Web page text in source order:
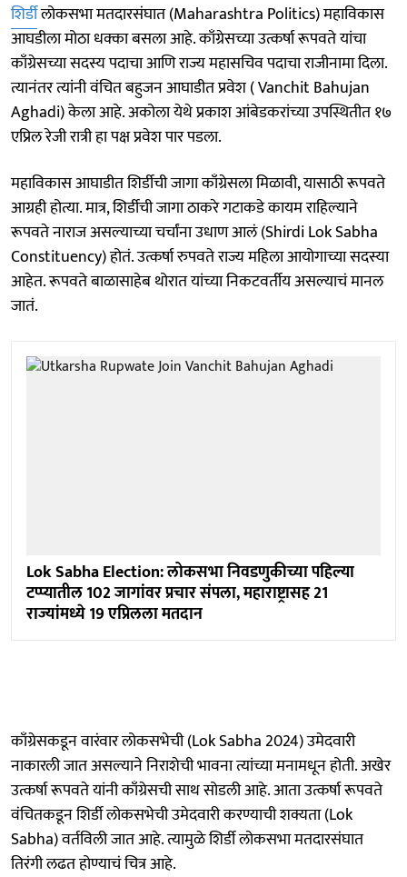
शिर्डीलोकसभा मतदारसंघात (Maharashtra Politics) महाविकास
आघडीला मोठा धक्का बसला आहे. काँग्रेसच्या उत्कर्षा रूपवते यांचा
काँग्रेसच्या सदस्य पदाचा आणि राज्य महासचिव पदाचा राजीनामा दिला.
त्यानंतर त्यांनी वंचित बहुजन आघाडीत प्रवेश ( Vanchit Bahujan
Aghadi) केला आहे. अकोला येथे प्रकाश आंबेडकरांच्या उपस्थितीत १७
एप्रिल रेजी रात्री हा पक्ष प्रवेश पार पडला.
महाविकास आघाडीत शिर्डीची जागा काँग्रेसला मिळावी, यासाठी रूपवते
आग्रही होत्या. मात्र, शिर्डीची जागा ठाकरे गटाकडे कायम राहिल्याने
रूपवते नाराज असल्याच्या चर्चांना उधाण आलं (Shirdi Lok Sabha
Constituency) होतं. उत्कर्षा रुपवते राज्य महिला आयोगाच्या सदस्या
आहेत. रूपवते बाळासाहेब थोरात यांच्या निकटवर्तीय असल्याचं मानल
जातं.
Lok Sabha Election: लोकसभा निवडणुकीच्या पहिल्या
टप्प्यातील 102 जागांवर प्रचार संपला, महाराष्ट्रासह 21
राज्यांमध्ये 19 एप्रिलला मतदान
काँग्रेसकडून वारंवार लोकसभेची (Lok Sabha 2024) उमेदवारी
नाकारली जात असल्याने निराशेची भावना त्यांच्या मनामधून होती. अखेर
उत्कर्षा रूपवते यांनी काँग्रेसची साथ सोडली आहे. आता उत्कर्षा रूपवते
वंचितकडून शिर्डी लोकसभेची उमेदवारी करण्याची शक्यता (Lok
Sabha) वर्तविली जात आहे. त्यामुळे शिर्डी लोकसभा मतदारसंघात
तिरंगी लढत होण्याचं चित्र आहे.